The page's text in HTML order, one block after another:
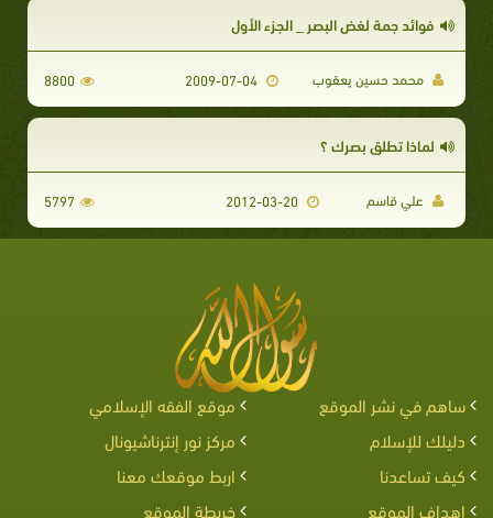
فوائد جمة لغض البصر _ الجزء الأول
محمد حسين يعقوب 8800
لماذا تطلق بصرك ؟
علي قاسم 5797
ساهم في نشر الموقع
موقع الفقه الإسلامي
دليلك للإسلام
مركز نور إنترناشيونال
كيف تساعدنا
اربط موقعك معنا
اهداف الموقع
خريطة الموقع